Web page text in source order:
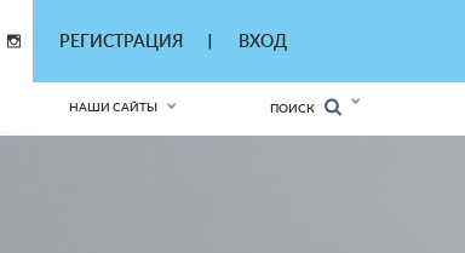
РЕГИСТРАЦИЯ ВХОД
НАШИ САЙТЫ ПОИСК